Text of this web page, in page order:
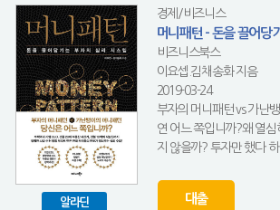
알라딘
경제/비즈니스
머니패턴 - 돈을 끌어당
비즈니스북스
이요셉.김채송화 지음
2019-03-24
부자의 머니패턴 vs 가난
연 어느 쪽입니까?왜 열심
지 않을까? 투자만 했다 하
대출